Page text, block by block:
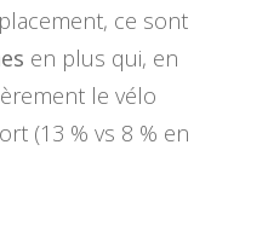
ce sont
en plus qui, en
le vélo
(13 % vs 8 % en